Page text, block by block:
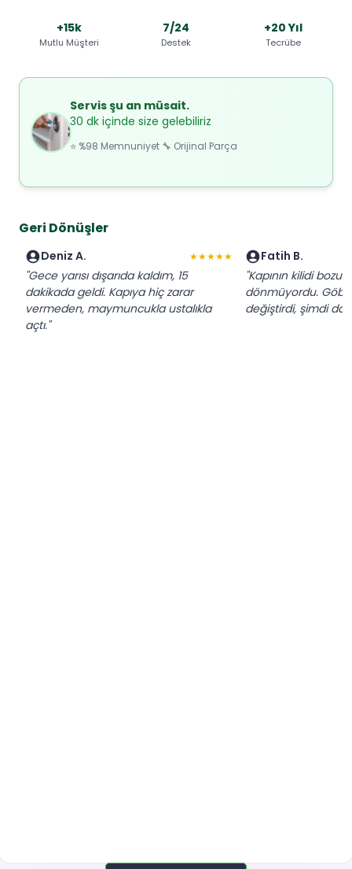
+15k
Mutlu Müşteri
7/24
Destek
+20 Yıl
Tecrübe
Servis şu an müsait.
30 dk içinde size gelebiliriz
⭐ %98 Memnuniyet 🔧 Orijinal Parça
Geri Dönüşler
Deniz A. ★★★★★
"Gece yarısı dışarıda kaldım, 15
dakikada geldi. Kapıya hiç zarar
vermeden, maymuncukla ustalıkla
açtı."
Fatih B.
"Kapının kilidi
dönmüyordu.
değiştirdi, şimdi